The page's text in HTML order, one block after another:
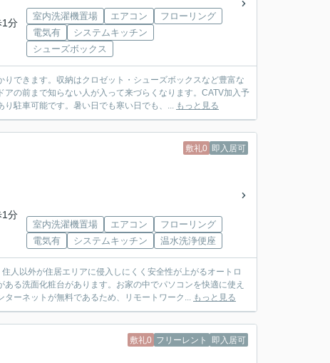
1分
室内洗濯機置場 エアコン
フローリング
電気有
システムキッチン
シューズボックス
できます。収納はクロゼット・シューズボックスなど豊富な
の前まで知らない人が入って来づらくなります。CATV加入予
駐車可能です。暑い日でも寒い日でも、... もっと見る
敷礼0 即入居可
1分
室内洗濯機置場 エアコン
フローリング
電気有
システムキッチン 温水洗浄便座
人以外が住居エリアに侵入しにくく安全性が上がるオートロ
る洗面化粧台があります。お家の中でパソコンを快適に使え
ーネットが無料であるため、リモートワーク... もっと見る
敷礼0 フリーレント 即入居可